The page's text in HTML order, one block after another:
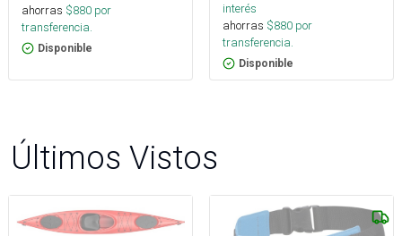
ahorras $880 por
transferencia.
Disponible
interés
ahorras $880 por
transferencia.
Disponible
Últimos Vistos